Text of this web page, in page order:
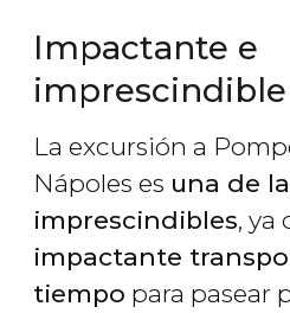
Impactante e
imprescindible
La excursión a
Nápoles es una de
imprescindibles, ya
impactante
tiempo para pasear